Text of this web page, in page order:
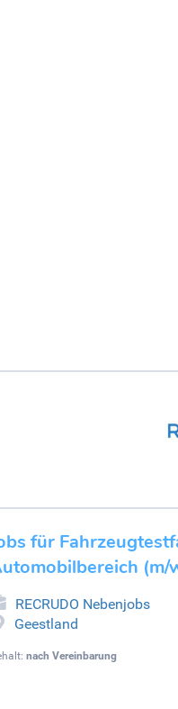
für
(m/
RECRUDO Nebenjobs
Geestland
nach Vereinbarung